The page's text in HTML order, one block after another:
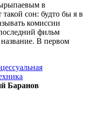
в
сон: будто бы я в
комиссии
фильм
В первом
Баранов